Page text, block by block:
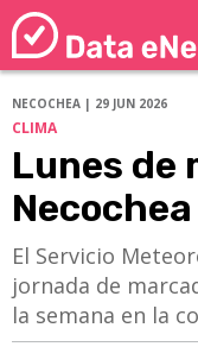
NECOCHEA | 29 JUN 2026
CLIMA
Lunes de
El Servicio
jornada de
la semana en la